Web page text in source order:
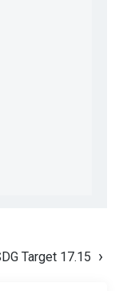
Target 17.15